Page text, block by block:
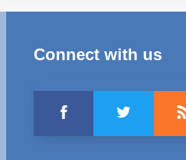
Connect with us